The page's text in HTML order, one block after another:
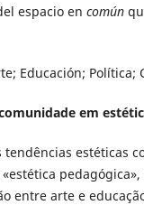
espacio en común
Educación; Política;
em
tendências estéticas
entre arte e